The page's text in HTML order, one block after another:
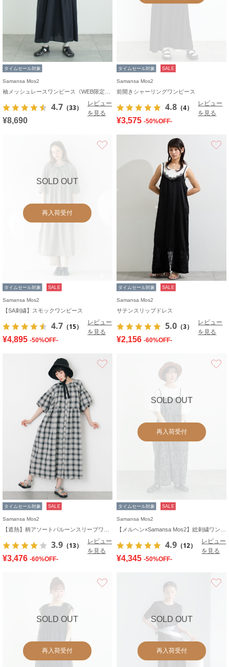
タイムセール対象
Samansa Mos2
4.7 （33）
レビュー
を見る
¥8,690
タイムセール対象 SALE
Samansa Mos2
前開きシャーリングワンピース
4.8 （4）
レビュー
を見る
¥3,575 -50%OFF-
SOLD OUT
再入荷受付
タイムセール対象 SALE
Samansa Mos2
【SA刺繍】スモックワンピース
4.7 （15）
レビュー
を見る
¥4,895 -50%OFF-
タイムセール対象 SALE
Samansa Mos2
サテンスリップドレス
5.0 （3）
レビュー
を見る
¥2,156 -60%OFF-
タイムセール対象 SALE
Samansa Mos2
3.9 （13）
レビュー
を見る
¥3,476 -60%OFF-
SOLD OUT
再入荷受付
タイムセール対象 SALE
Samansa Mos2
4.9 （12）
レビュー
を見る
¥4,345 -50%OFF-
SOLD OUT
再入荷受付
SOLD OUT
再入荷受付